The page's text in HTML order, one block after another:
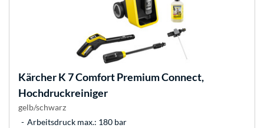
KärcherK 7 Comfort Premium Connect,
Hochdruckreiniger
gelb/schwarz
Arbeitsdruck max.: 180 bar